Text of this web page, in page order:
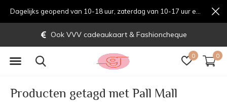
0 0
Gratis verzending vanaf € 70,-
Producten getagd met Pall Mall